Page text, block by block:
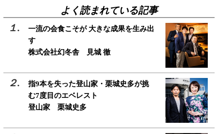
よく読まれている記事
一流の会食こそが 大きな成果を生み出
す
株式会社幻冬舎 見城 徹
指9本を失った登山家・栗城史多が挑
む7度目のエベレスト
登山家 栗城史多